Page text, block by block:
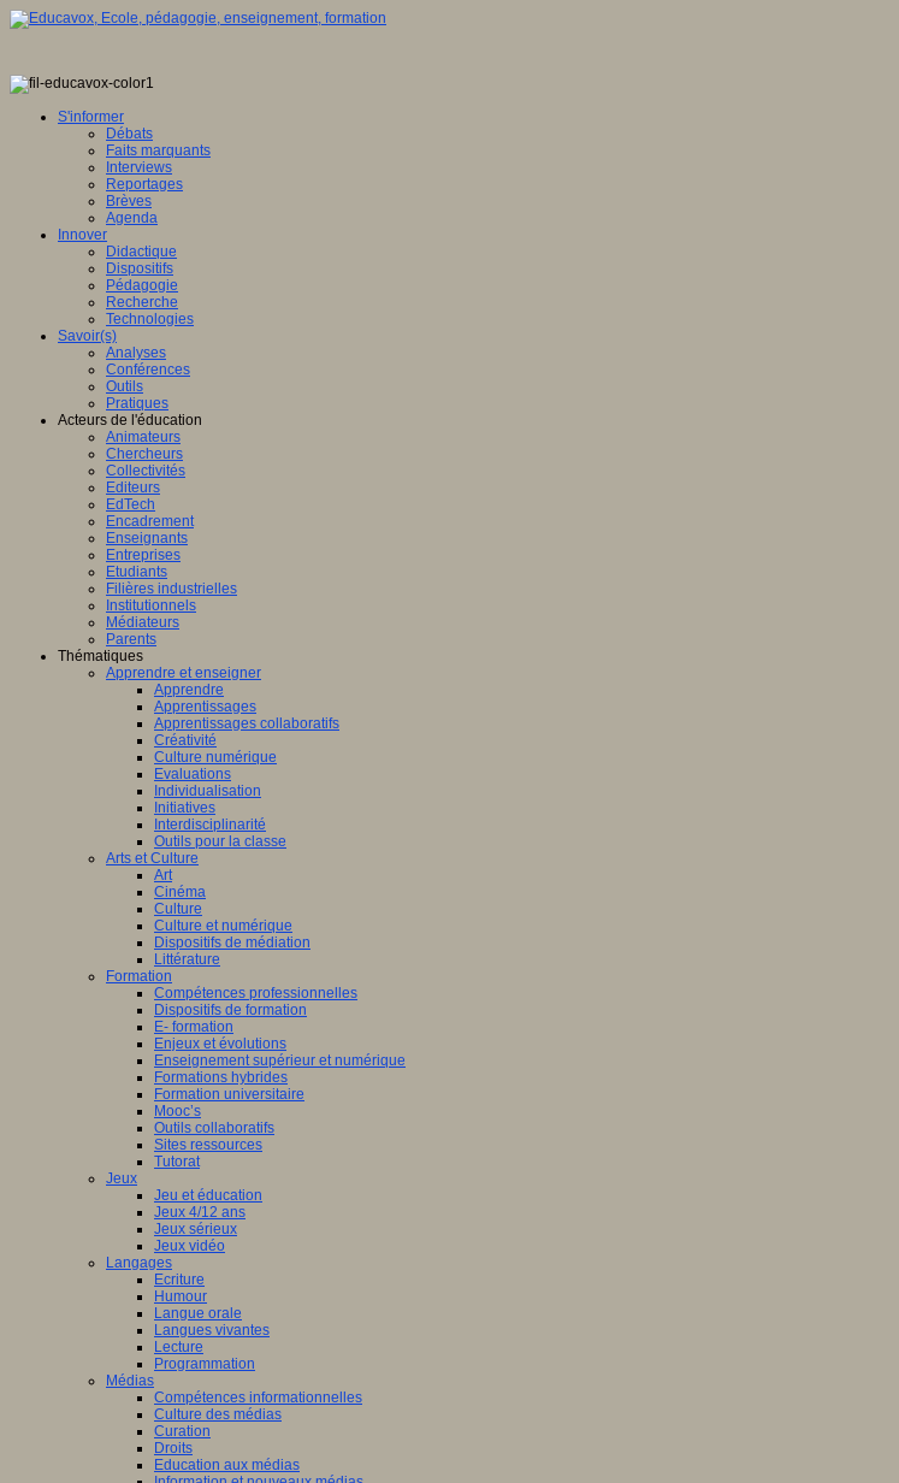
S'informer
Débats
Faits marquants
Interviews
Reportages
Brèves
Agenda
Innover
Didactique
Dispositifs
Pédagogie
Recherche
Technologies
Savoir(s)
Analyses
Conférences
Outils
Pratiques
Acteurs de l'éducation
Animateurs
Chercheurs
Collectivités
Editeurs
EdTech
Encadrement
Enseignants
Entreprises
Etudiants
Filières industrielles
Institutionnels
Médiateurs
Parents
Thématiques
Apprendre et enseigner
Apprendre
Apprentissages
Apprentissages collaboratifs
Créativité
Culture numérique
Evaluations
Individualisation
Initiatives
Interdisciplinarité
Outils pour la classe
Arts et Culture
Art
Cinéma
Culture
Culture et numérique
Dispositifs de médiation
Littérature
Formation
Compétences professionnelles
Dispositifs de formation
E- formation
Enjeux et évolutions
Enseignement supérieur et numérique
Formations hybrides
Formation universitaire
Mooc’s
Outils collaboratifs
Sites ressources
Tutorat
Jeux
Jeu et éducation
Jeux 4/12 ans
Jeux sérieux
Jeux vidéo
Langages
Ecriture
Humour
Langue orale
Langues vivantes
Lecture
Programmation
Médias
Compétences informationnelles
Culture des médias
Curation
Droits
Education aux médias